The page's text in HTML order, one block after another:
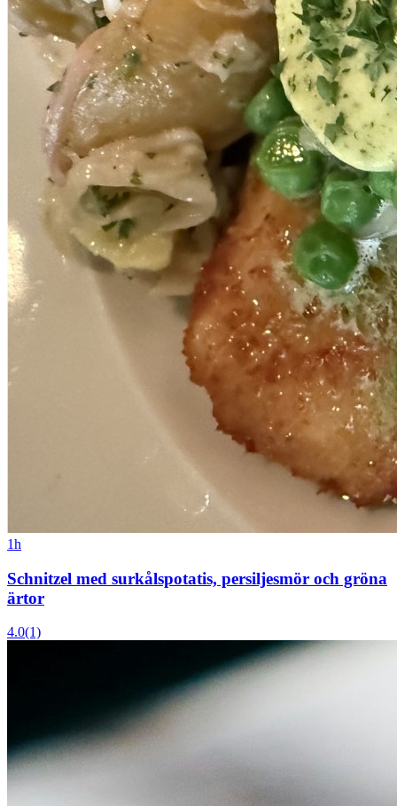
1h
Schnitzel med surkålspotatis, persiljesmör och gröna
ärtor
4.0(1)